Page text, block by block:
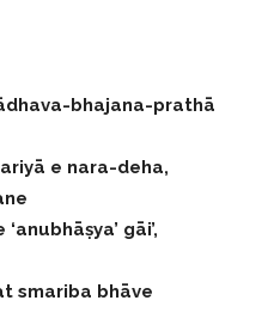
bhajana-prathā
e nara-deha,
gāi’,
bhāve